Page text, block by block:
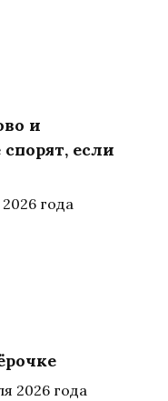
и
если
года
2026 года